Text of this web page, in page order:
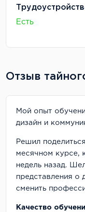
Есть
Отзыв
Мой опыт
дизайн и
Решил
месячном курсе,
недель назад.
представления о
сменить
Качество